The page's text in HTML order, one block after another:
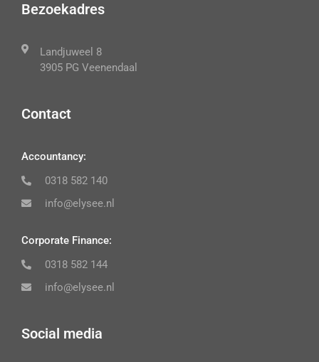
Bezoekadres
Landjuweel 8
3905 PG Veenendaal
Contact
Accountancy:
0318 582 140
info@elysee.nl
Corporate Finance:
0318 582 144
info@elysee.nl
Social media